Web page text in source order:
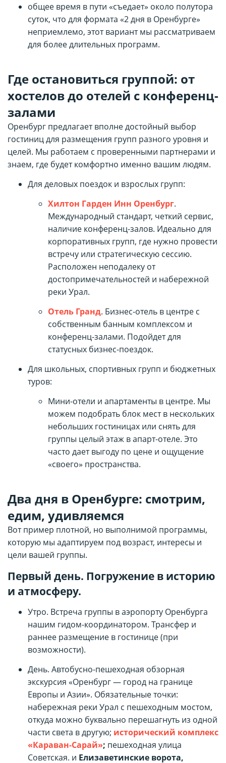
общее время в пути «съедает» около полутора
суток, что для формата «2 дня в Оренбурге»
неприемлемо, этот вариант мы рассматриваем
для более длительных программ.
Где остановиться группой: от
хостелов до отелей с конференц-
залами
Оренбург предлагает вполне достойный выбор
гостиниц для размещения групп разного уровня и
целей. Мы работаем с проверенными партнерами и
знаем, где будет комфортно именно вашим людям.
Для деловых поездок и взрослых групп:
Хилтон Гарден Инн Оренбург.
Международный стандарт, четкий сервис,
наличие конференц-залов. Идеально для
корпоративных групп, где нужно провести
встречу или стратегическую сессию.
Расположен неподалеку от
достопримечательностей и набережной
реки Урал.
Отель Гранд. Бизнес-отель в центре с
собственным банным комплексом и
конференц-залами. Подойдет для
статусных бизнес-поездок.
Для школьных, спортивных групп и бюджетных
туров:
Мини-отели и апартаменты в центре. Мы
можем подобрать блок мест в нескольких
небольших гостиницах или снять для
группы целый этаж в апарт-отеле. Это
часто дает выгоду по цене и ощущение
«своего» пространства.
Два дня в Оренбурге: смотрим,
едим, удивляемся
Вот пример плотной, но выполнимой программы,
которую мы адаптируем под возраст, интересы и
цели вашей группы.
Первый день. Погружение в историю
и атмосферу.
Утро. Встреча группы в аэропорту Оренбурга
нашим гидом-координатором. Трансфер и
раннее размещение в гостинице (при
возможности).
День. Автобусно-пешеходная обзорная
экскурсия «Оренбург — город на границе
Европы и Азии». Обязательные точки:
набережная реки Урал с пешеходным мостом,
откуда можно буквально перешагнуть из одной
части света в другую; исторический комплекс
«Караван-Сарай»; пешеходная улица
Советская. и Елизаветинские ворота,